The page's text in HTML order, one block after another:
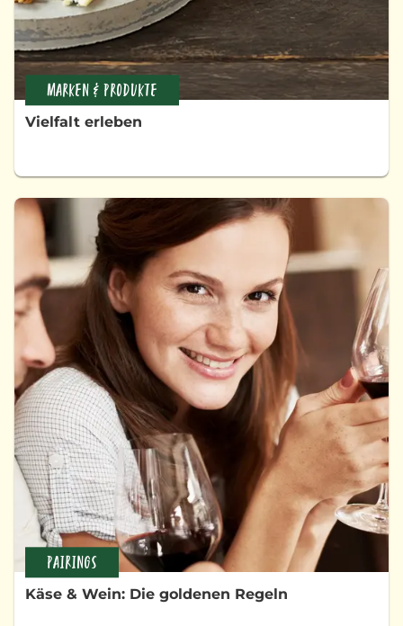
MARKEN & PRODUKTE
Vielfalt erleben
PAIRINGS
Käse & Wein: Die goldenen Regeln